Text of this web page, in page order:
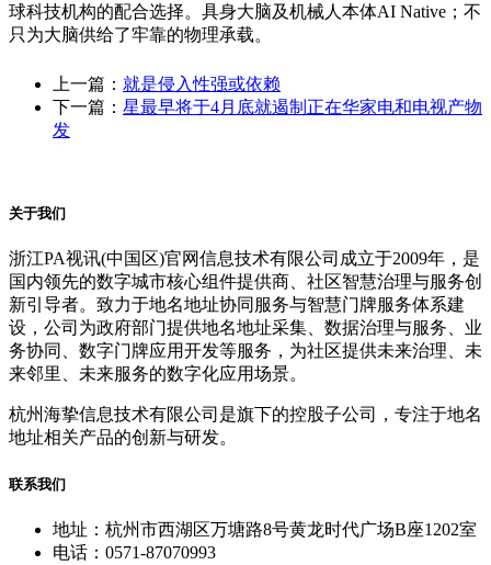
球科技机构的配合选择。具身大脑及机械人本体AI Native；不
只为大脑供给了牢靠的物理承载。
上一篇： 就是侵入性强或依赖
下一篇： 星最早将于4月底就遏制正在华家电和电视产物
发
关于我们
浙江PA视讯(中国区)官网信息技术有限公司成立于2009年，是
国内领先的数字城市核心组件提供商、社区智慧治理与服务创
新引导者。致力于地名地址协同服务与智慧门牌服务体系建
设，公司为政府部门提供地名地址采集、数据治理与服务、业
务协同、数字门牌应用开发等服务，为社区提供未来治理、未
来邻里、未来服务的数字化应用场景。
杭州海挚信息技术有限公司是旗下的控股子公司，专注于地名
地址相关产品的创新与研发。
联系我们
地址：杭州市西湖区万塘路8号黄龙时代广场B座1202室
电话：0571-87070993